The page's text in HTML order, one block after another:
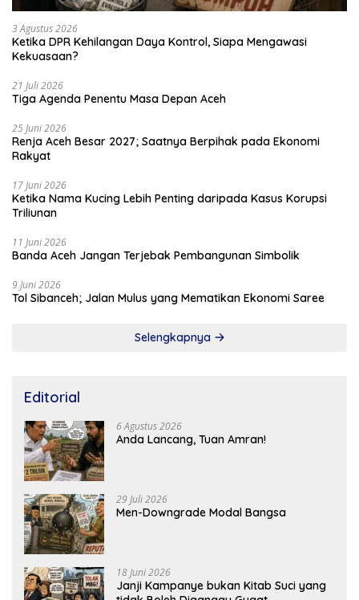
3 Agustus 2026
Ketika DPR Kehilangan Daya Kontrol, Siapa Mengawasi
Kekuasaan?
21 Juli 2026
Tiga Agenda Penentu Masa Depan Aceh
25 Juni 2026
Renja Aceh Besar 2027; Saatnya Berpihak pada Ekonomi
Rakyat
17 Juni 2026
Ketika Nama Kucing Lebih Penting daripada Kasus Korupsi
Triliunan
11 Juni 2026
Banda Aceh Jangan Terjebak Pembangunan Simbolik
9 Juni 2026
Tol Sibanceh; Jalan Mulus yang Mematikan Ekonomi Saree
Selengkapnya
Editorial
6 Agustus 2026
Anda Lancang, Tuan Amran!
29 Juli 2026
Men-Downgrade Modal Bangsa
18 Juni 2026
Janji Kampanye bukan Kitab Suci yang